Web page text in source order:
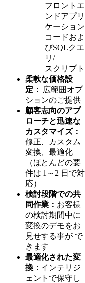
フロントエ
ンドアプリ
ケーション
コードおよ
びSQLクエ
リ/
スクリプト
柔軟な価格設
定：
広範囲オプ
ションのご提供
顧客志向のアプ
ローチと迅速な
カスタマイズ：
修正、カスタム
変換、最適化
（ほとんどの要
件は 1～2 日で対
応）
検討段階での共
同作業： お客様
の検討期間中に
変換のデモをお
見せする事が で
きます
最適化された変
換： インテリジ
ェントで保守し